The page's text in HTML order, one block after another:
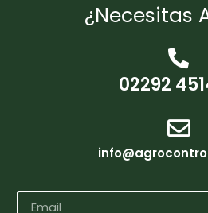
¿Necesitas
02292